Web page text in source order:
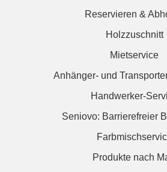
Reservieren &
Holzzuschnitt
Mietservice
Anhänger- und
Handwerker-
Seniovo: Barrierefreier
Produkte nach